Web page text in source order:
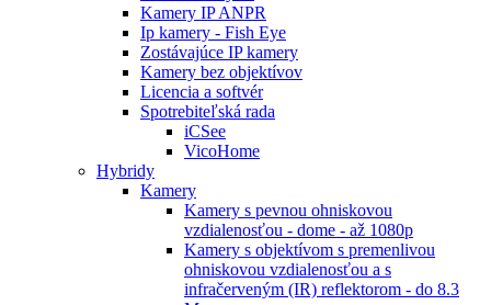
Kamery IP ANPR
Ip kamery - Fish Eye
Zostávajúce IP kamery
Kamery bez objektívov
Licencia a softvér
Spotrebiteľská rada
iCSee
VicoHome
Hybridy
Kamery
Kamery s pevnou ohniskovou
vzdialenosťou - dome - až 1080p
Kamery s objektívom s premenlivou
ohniskovou vzdialenosťou a s
infračerveným (IR) reflektorom - do 8.3